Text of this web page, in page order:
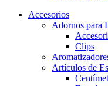
Accesorios
Adornos para
Clips
Artículos de